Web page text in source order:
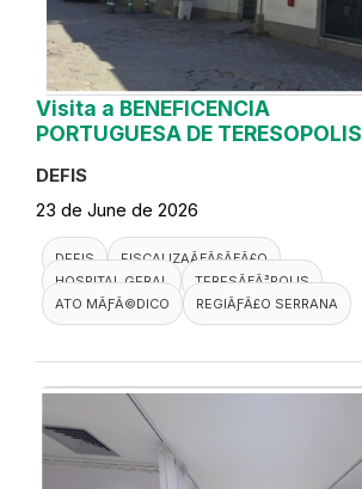
Visita a BENEFICENCIA
PORTUGUESA DE TERESOPOLIS
DEFIS
23 de June de 2026
DEFIS
FISCALIZAÃƑÂ§ÃƑÂ£O
HOSPITAL GERAL
TERESÃƑÂ³POLIS
ATO MÃƑÂ©DICO
REGIÃƑÂ£O SERRANA